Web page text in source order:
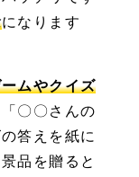
になります
ムやクイズ
〇〇さんの
答えを紙に
品を贈ると